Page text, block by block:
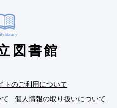
図書館
トのご利用について
て
個人情報の取り扱いについて